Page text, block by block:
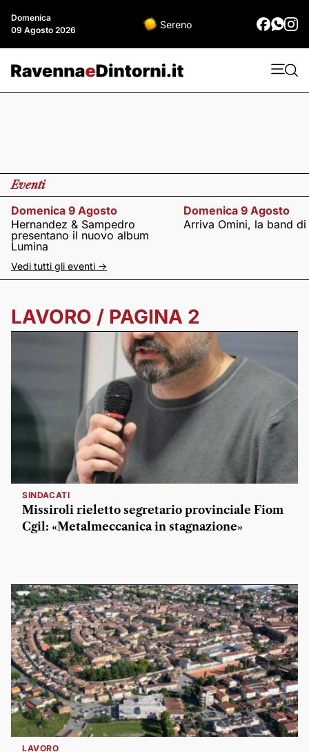
Domenica
09 Agosto 2026
Sereno
Eventi
Domenica 9 Agosto
Hernandez & Sampedro
presentano il nuovo album
Lumina
Domenica 9 Agosto
Arriva Omini, la band
Vedi tutti gli eventi ->
LAVORO / PAGINA 2
SINDACATI
Missiroli rieletto segretario provinciale Fiom
Cgil: «Metalmeccanica in stagnazione»
LAVORO